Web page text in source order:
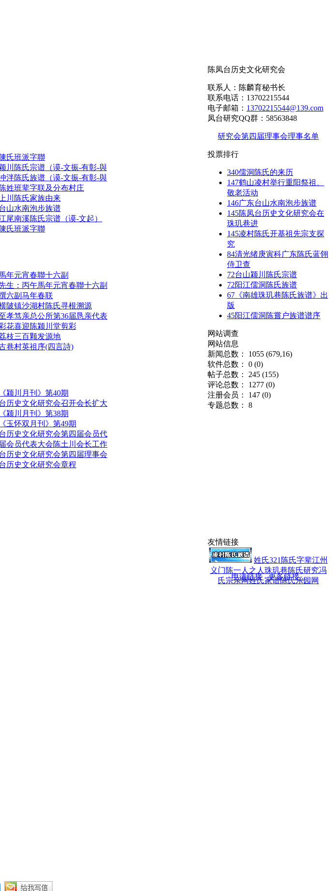
氏班派字聯
川陈氏宗谱（谟-文振-有彰-與
泮陈氏族谱（谟-文振-有彰-與
姓班辈字联及分布村庄
川陈氏家族由来
山水南泡步族谱
尾南溪陈氏宗谱（谟-文起）
氏班派字聯
年元宵春聯十六副
生：丙午馬年元宵春聯十六副
六副马年春联
陂镇沙湖村陈氏寻根溯源
孝笃亲总公所第36届恳亲代表
花喜迎陈颍川堂剪彩
枝三百颗发源地
巷村英祖序(四言詩)
颍川月刊》第40期
历史文化研究会召开会长扩大
颍川月刊》第38期
玉怀双月刊》第49期
历史文化研究会第四届会员代
会员代表大会陈土川会长工作
历史文化研究会第四届理事会
历史文化研究会章程
陈凤台历史文化研究会
联系人：陈麟育秘书长
联系电话：13702215544
电子邮箱： 13702215544@139.com
凤台研究QQ群：58563848
研究会第四届理事会理事名单
投票排行
340儒洞陈氏的来历
147鹤山凌村举行重阳祭祖、
敬老活动
146广东台山水南泡步族谱
145陈凤台历史文化研究会在
珠玑巷进
145凌村陈氏开基祖先宗支探
究
84清光绪庚寅科广东陈氏蓝翎
侍卫查
72台山颍川陈氏宗谱
72阳江儒洞陈氏族谱
67 《南雄珠玑巷陈氏族谱》出
版
45阳江儒洞陈嘗户族谱谱序
网站调查
网站信息
新闻总数： 1055 (679,16)
软件总数： 0 (0)
帖子总数： 245 (155)
评论总数： 1277 (0)
注册会员： 147 (0)
专题总数： 8
友情链接
姓氏321 陈氏字辈江州
义门陈一人之人 珠玑巷陈氏研究冯
氏宗亲网姓氏家谱陈氏乐园网
申请链接 更多链接...